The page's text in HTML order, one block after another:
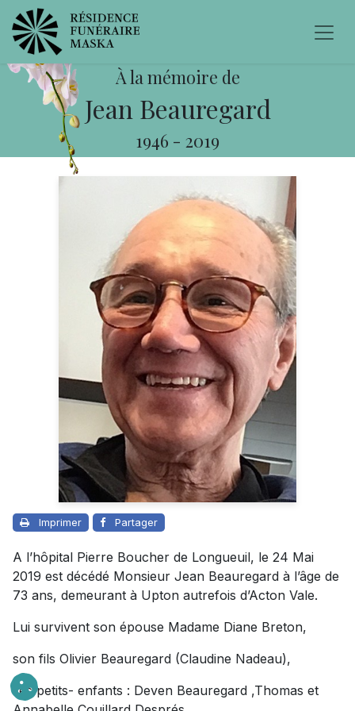
À la mémoire de
Jean Beauregard
1946 - 2019
Imprimer Partager
A l’hôpital Pierre Boucher de Longueuil, le 24 Mai
2019 est décédé Monsieur Jean Beauregard à l’âge de
73 ans, demeurant à Upton autrefois d’Acton Vale.
Lui survivent son épouse Madame Diane Breton,
son fils Olivier Beauregard (Claudine Nadeau),
ses petits- enfants : Deven Beauregard ,Thomas et